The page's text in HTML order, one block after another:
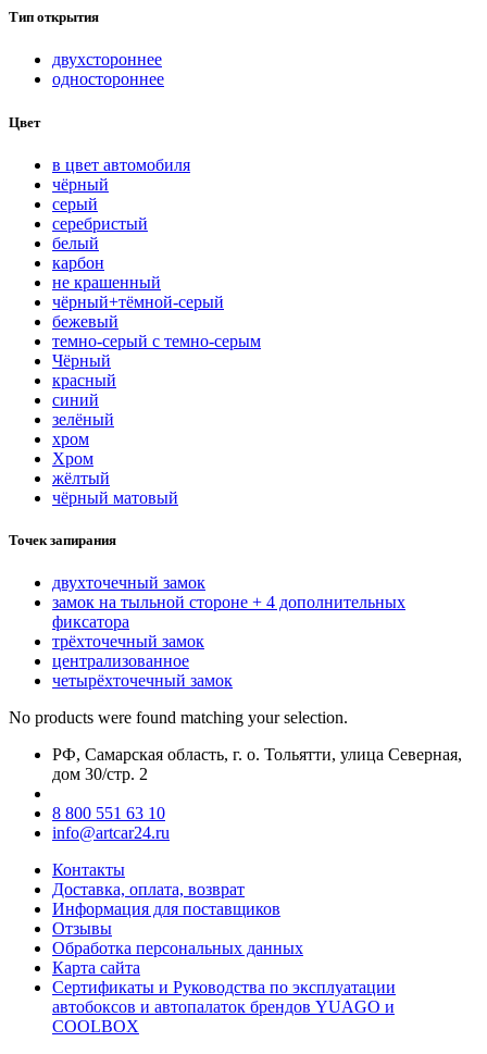
Тип открытия
двухстороннее
одностороннее
Цвет
в цвет автомобиля
чёрный
серый
серебристый
белый
карбон
нe кpaшeнный
чёрный+тёмной-серый
бежевый
темно-серый с темно-серым
Чёрный
красный
синий
зелёный
хром
Хром
жёлтый
чёрный матовый
Точек запирания
двухточечный замок
замок на тыльной стороне + 4 дополнительных
фиксатора
трёхточечный замок
централизованное
четырёхточечный замок
No products were found matching your selection.
РФ, Самарская область, г. о. Тольятти, улица Северная,
дом 30/стр. 2
8 800 551 63 10
info@artcar24.ru
Контакты
Доставка, оплата, возврат
Информация для поставщиков
Отзывы
Обработка персональных данных
Карта сайта
Сертификаты и Руководства по эксплуатации
автобоксов и автопалаток брендов YUAGO и
COOLBOX